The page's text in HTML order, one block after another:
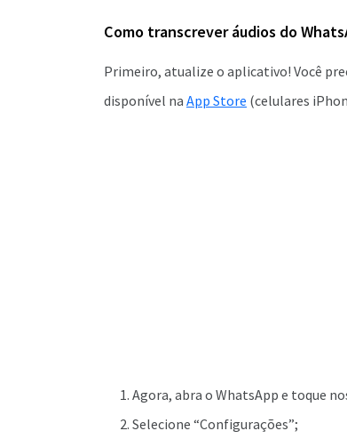
Como transcrever áudios do
Primeiro, atualize o aplicativo! Você
disponível na App Store (celulares
Agora, abra o WhatsApp e toque
Selecione “Configurações”;